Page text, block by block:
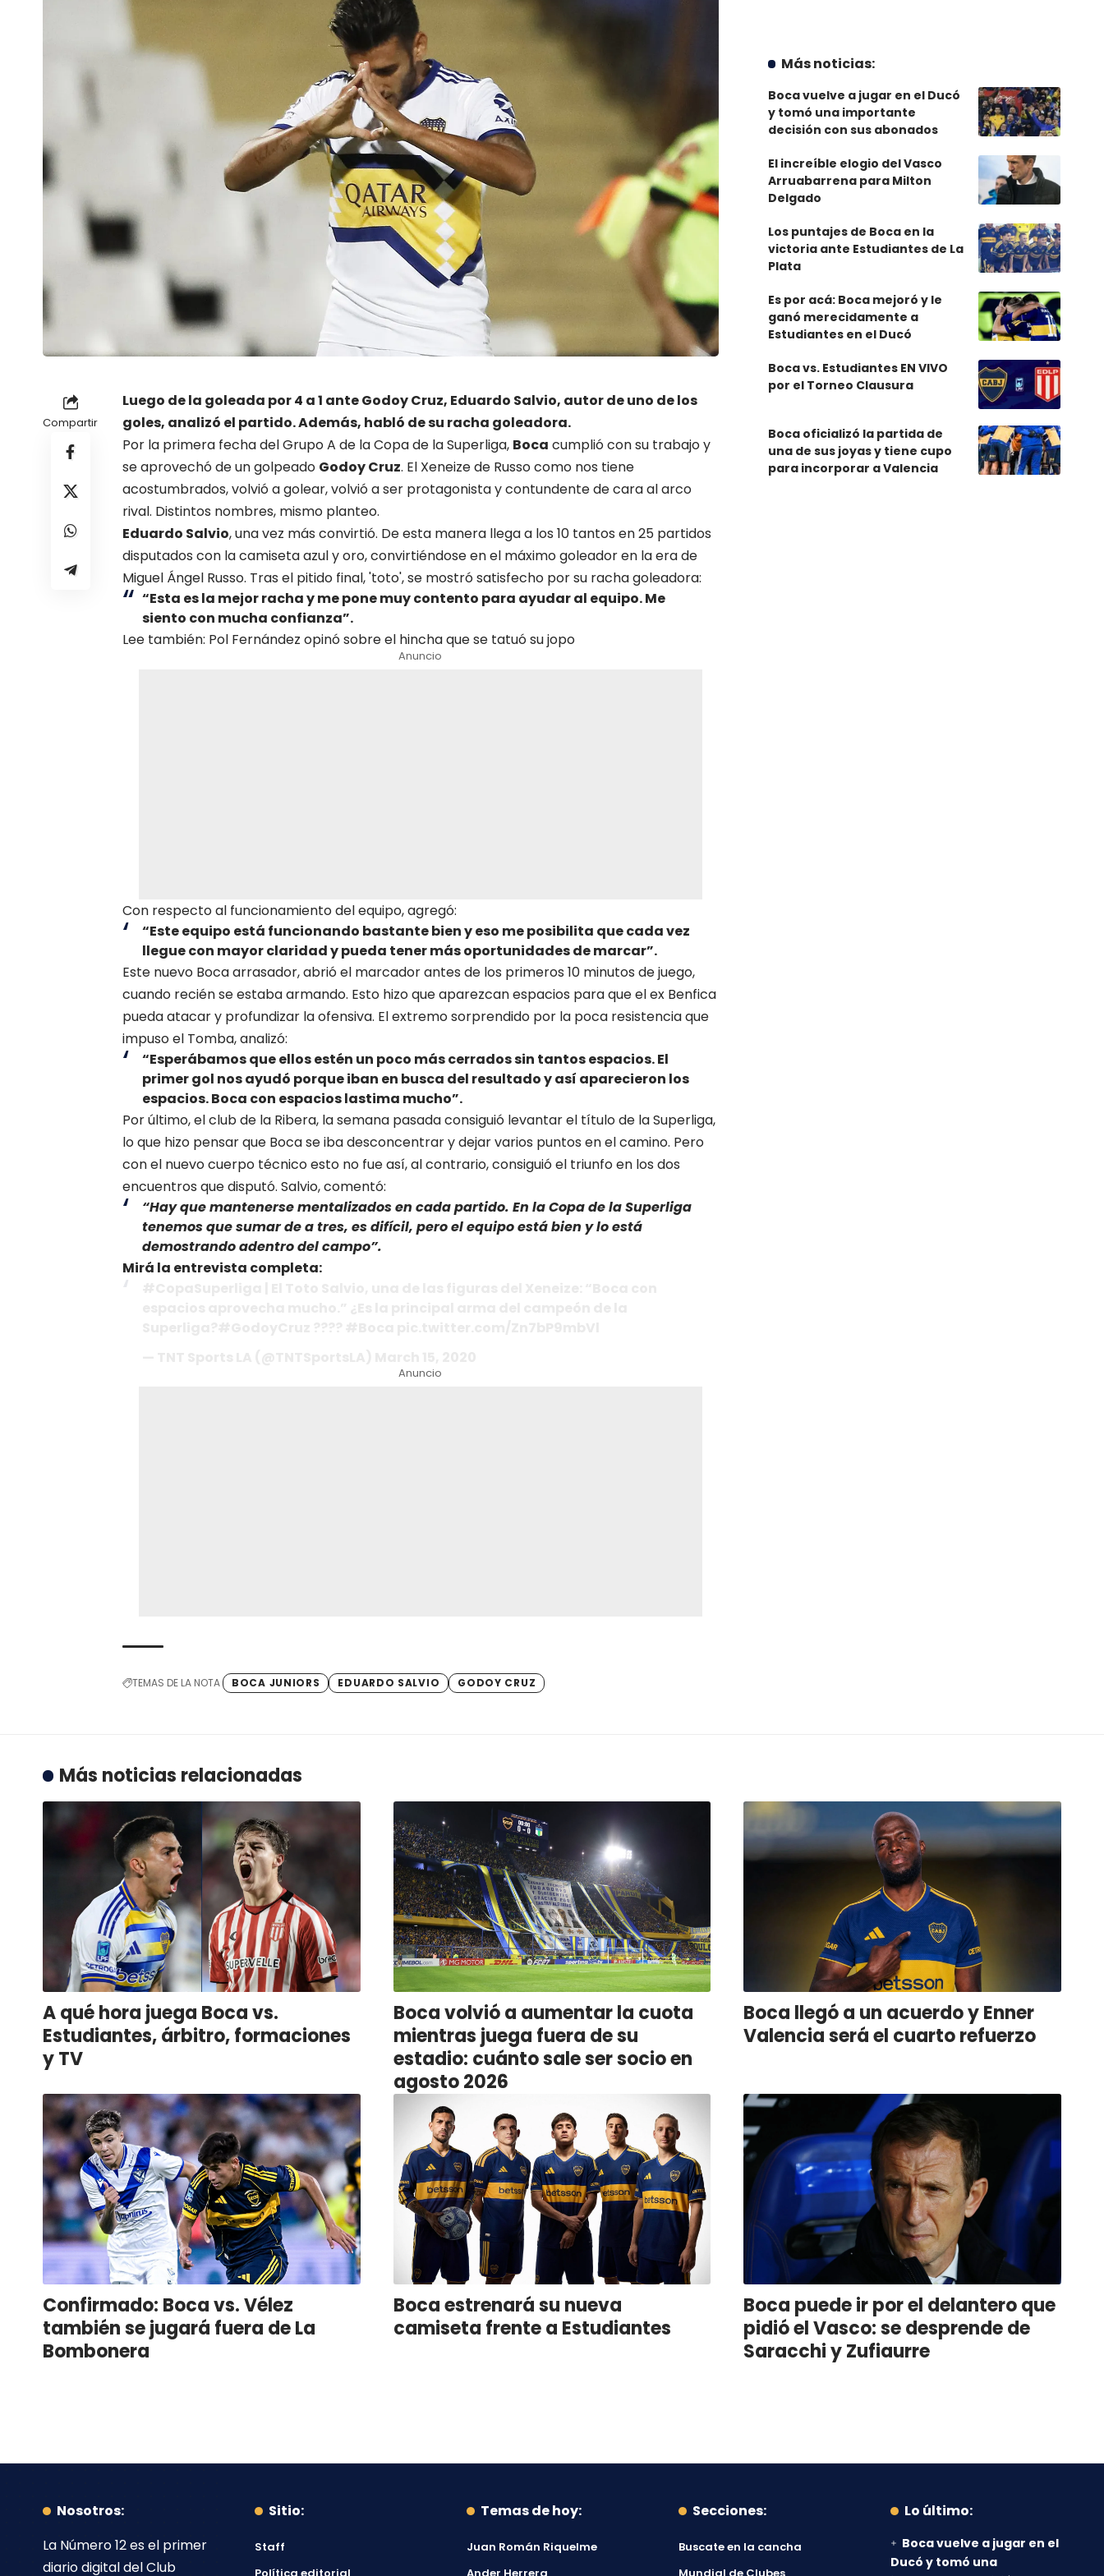
Compartir
Luego de la goleada por 4 a 1 ante Godoy Cruz, Eduardo Salvio, autor de uno de los
goles, analizó el partido. Además, habló de su racha goleadora.
Por la primera fecha del Grupo A de la Copa de la Superliga, Boca cumplió con su trabajo y
se aprovechó de un golpeado Godoy Cruz. El Xeneize de Russo como nos tiene
acostumbrados, volvió a golear, volvió a ser protagonista y contundente de cara al arco
rival. Distintos nombres, mismo planteo.
Eduardo Salvio, una vez más convirtió. De esta manera llega a los 10 tantos en 25 partidos
disputados con la camiseta azul y oro, convirtiéndose en el máximo goleador en la era de
Miguel Ángel Russo. Tras el pitido final, 'toto', se mostró satisfecho por su racha goleadora:
“Esta es la mejor racha y me pone muy contento para ayudar al equipo. Me
siento con mucha confianza”.
Lee también: Pol Fernández opinó sobre el hincha que se tatuó su jopo
Anuncio
Con respecto al funcionamiento del equipo, agregó:
“Este equipo está funcionando bastante bien y eso me posibilita que cada vez
llegue con mayor claridad y pueda tener más oportunidades de marcar”.
Este nuevo Boca arrasador, abrió el marcador antes de los primeros 10 minutos de juego,
cuando recién se estaba armando. Esto hizo que aparezcan espacios para que el ex Benfica
pueda atacar y profundizar la ofensiva. El extremo sorprendido por la poca resistencia que
impuso el Tomba, analizó:
“Esperábamos que ellos estén un poco más cerrados sin tantos espacios. El
primer gol nos ayudó porque iban en busca del resultado y así aparecieron los
espacios. Boca con espacios lastima mucho”.
Por último, el club de la Ribera, la semana pasada consiguió levantar el título de la Superliga,
lo que hizo pensar que Boca se iba desconcentrar y dejar varios puntos en el camino. Pero
con el nuevo cuerpo técnico esto no fue así, al contrario, consiguió el triunfo en los dos
encuentros que disputó. Salvio, comentó:
“Hay que mantenerse mentalizados en cada partido. En la Copa de la Superliga
tenemos que sumar de a tres, es difícil, pero el equipo está bien y lo está
demostrando adentro del campo”.
Mirá la entrevista completa:
Anuncio
TEMAS DE LA NOTA BOCA JUNIORS EDUARDO SALVIO GODOY CRUZ
Más noticias:
Boca vuelve a jugar en el Ducó
y tomó una importante
decisión con sus abonados
El increíble elogio del Vasco
Arruabarrena para Milton
Delgado
Los puntajes de Boca en la
victoria ante Estudiantes de La
Plata
Es por acá: Boca mejoró y le
ganó merecidamente a
Estudiantes en el Ducó
Boca vs. Estudiantes EN VIVO
por el Torneo Clausura
Boca oficializó la partida de
una de sus joyas y tiene cupo
para incorporar a Valencia
Más noticias relacionadas
A qué hora juega Boca vs.
Estudiantes, árbitro, formaciones
y TV
Boca volvió a aumentar la cuota
mientras juega fuera de su
estadio: cuánto sale ser socio en
agosto 2026
Boca llegó a un acuerdo y Enner
Valencia será el cuarto refuerzo
Confirmado: Boca vs. Vélez
también se jugará fuera de La
Bombonera
Boca estrenará su nueva
camiseta frente a Estudiantes
Boca puede ir por el delantero que
pidió el Vasco: se desprende de
Saracchi y Zufiaurre
Nosotros:
La Número 12es el primer
diario digital delClub
Sitio:
Staff
Política editorial
Temas de hoy:
Juan Román Riquelme
Ander Herrera
Secciones:
Buscate en la cancha
Mundial de Clubes
Lo último:
Boca vuelve a jugar en el
Ducó y tomó una